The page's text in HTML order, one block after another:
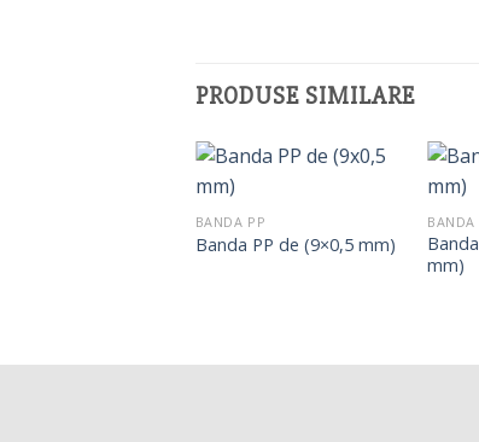
PRODUSE SIMILARE
BANDA PP
Banda PP de (9×0,5 mm)
BANDA
mm)